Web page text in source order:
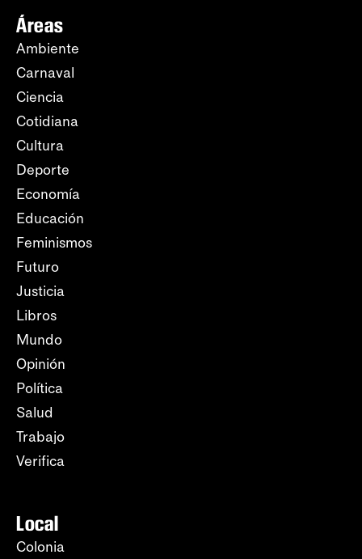
Áreas
Ambiente
Carnaval
Ciencia
Cotidiana
Cultura
Deporte
Economía
Educación
Feminismos
Futuro
Justicia
Libros
Mundo
Opinión
Política
Salud
Trabajo
Verifica
Local
Colonia